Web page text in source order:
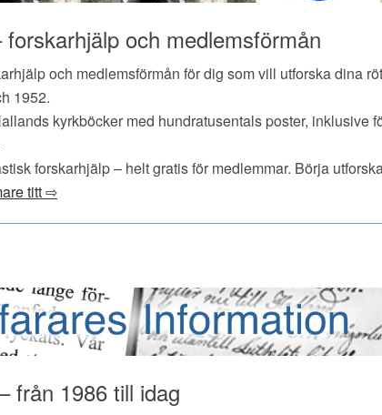
och medlemsförmån
och medlemsförmån för dig som vill utforska dina
1952.
kyrkböcker med hundratusentals poster,
forskarhjälp – helt gratis för medlemmar. Börja
titt ⇨
från 1986 till idag